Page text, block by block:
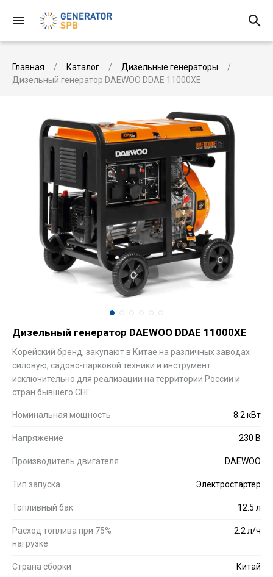
Главная Каталог
Дизельные генераторы
Дизельный генератор DAEWOO DDAE 11000XE
Дизельный генератор DAEWOO DDAE 11000XE
Корейский бренд, закупают в Китае на различных заводах
силовую, садово-парковой техники и инструмент
исключительно для реализации на территории России и
стран бывшего СНГ.
Номинальная мощность 8.2 кВт
Напряжение 230 В
Производитель двигателя DAEWOO
Тип запуска Электростартер
Топливный бак 12.5 л
Расход топлива при 75%
нагрузке
2.2 л/ч
Страна сборки Китай